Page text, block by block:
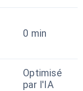
0 min
Optimisé
par l'IA